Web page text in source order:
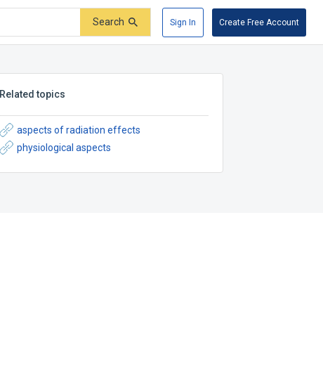
Search Sign In Create Free Account
Related topics
aspects of radiation effects
physiological aspects